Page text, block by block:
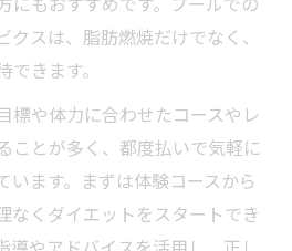
短期集中ダイエット運動実践
で続ける引き締め習慣のコ
スは、脂肪燃焼だけでなく、
きます。
標や体力に合わせたコースやレ
ことが多く、都度払いで気軽に
います。まずは体験コースから
なくダイエットをスタートでき